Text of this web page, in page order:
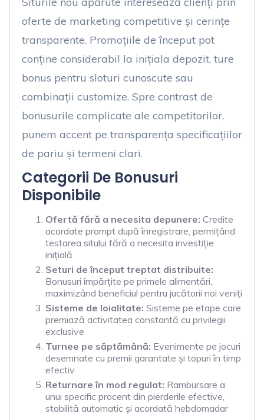
oferte de marketing competitive și cerințe
transparente. Promoțiile de început pot
conține considerabil la inițiala depozit, ture
bonus pentru sloturi cunoscute sau
combinații customize. Spre contrast de
bonusurile complicate ale competitorilor,
punem accent pe transparența specificațiilor
de pariu și termeni clari.
Categorii De Bonusuri
Disponibile
Ofertă fără a necesita depunere: Credite
acordate prompt după înregistrare, permițând
testarea sitului fără a necesita investiție
inițială
Seturi de început treptat distribuite:
Bonusuri împărțite pe primele alimentări,
maximizând beneficiul pentru jucătorii noi veniți
Sisteme de loialitate: Sisteme pe etape care
premiază activitatea constantă cu privilegii
exclusive
Turnee pe săptămână: Evenimente pe jocuri
desemnate cu premii garantate și topuri în timp
efectiv
Returnare în mod regulat: Rambursare a
unui specific procent din pierderile efective,
stabilită automatic și acordată hebdomadar